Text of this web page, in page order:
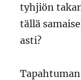
tyhjiön
tällä
asti?